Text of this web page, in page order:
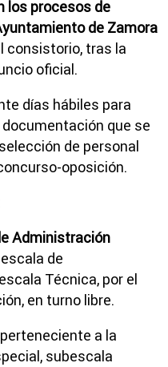
los procesos de
de Zamora
consistorio, tras la
oficial.
días hábiles para
que se
de personal
oposición.
Administración
de
Técnica, por el
en turno libre.
perteneciente a la
subescala